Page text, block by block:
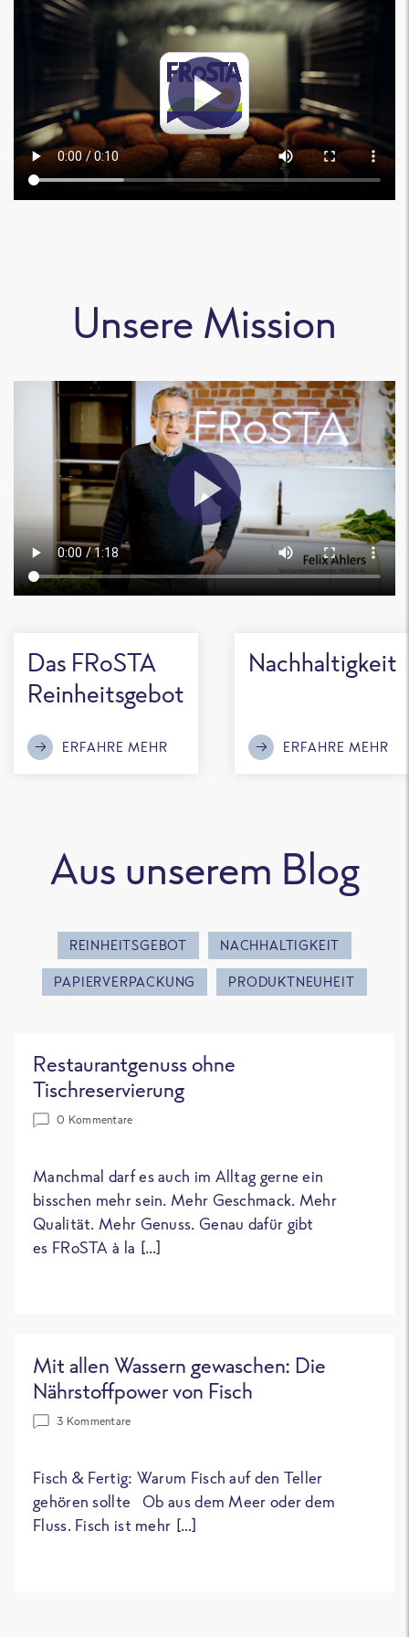
Unsere Mission
Das FRoSTA
Reinheitsgebot
ERFAHRE MEHR
Nachhaltigkeit
ERFAHRE MEHR
Aus unserem Blog
REINHEITSGEBOT NACHHALTIGKEIT
PAPIERVERPACKUNG PRODUKTNEUHEIT
Restaurantgenuss ohne
Tischreservierung
0 Kommentare
Manchmal darf es auch im Alltag gerne ein
bisschen mehr sein. Mehr Geschmack. Mehr
Qualität. Mehr Genuss. Genau dafür gibt
es FRoSTA à la […]
Mit allen Wassern gewaschen: Die
Nährstoffpower von Fisch
3 Kommentare
Fisch & Fertig: Warum Fisch auf den Teller
gehören sollte Ob aus dem Meer oder dem
Fluss. Fisch ist mehr […]